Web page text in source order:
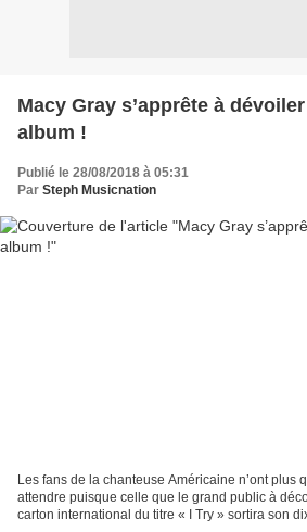
Macy Gray s’apprête à
album !
Publié le 28/08/2018 à 05:31
Par Steph Musicnation
Les fans de la chanteuse Américaine n’ont plus
attendre puisque celle que le grand public à
carton international du titre « I Try » sortira son